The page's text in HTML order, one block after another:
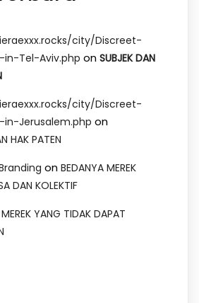
city/Discreet-
Tel-Aviv.php on SUBJEK DAN
city/Discreet-
Jerusalem.php on
HAK PATEN
on BEDANYA MEREK
DAN KOLEKTIF
MEREK YANG TIDAK DAPAT